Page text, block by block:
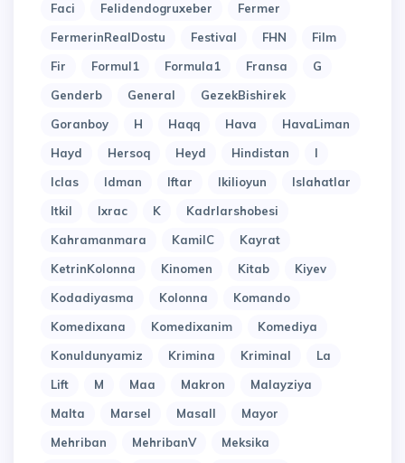
Faci
Felidendogruxeber
Fermer
FermerinRealDostu
Festival FHN
Film
Fir
Formul1 Formula1 Fransa
G
Genderb
General
GezekBishirek
Goranboy
H Haqq Hava
HavaLiman
Hayd
Hersoq Heyd Hindistan
I
Iclas
Idman Iftar Ikilioyun
Islahatlar
Itkil
Ixrac K
Kadrlarshobesi
Kahramanmara
KamilC
Kayrat
KetrinKolonna
Kinomen Kitab
Kiyev
Kodadiyasma
Kolonna
Komando
Komedixana
Komedixanim
Komediya
Konuldunyamiz
Krimina Kriminal
La
Lift
M Maa Makron
Malayziya
Malta
Marsel Masall
Mayor
Mehriban
MehribanV
Meksika